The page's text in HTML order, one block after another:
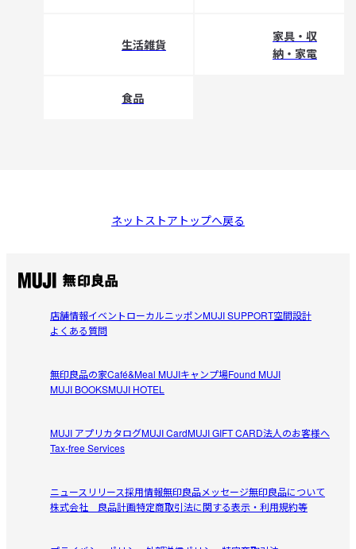
生活雑貨
家具・収
納・家電
食品
ネットストアトップへ戻る
店舗情報イベントローカルニッポンMUJI SUPPORT空間設計
よくある質問
無印良品の家Café&Meal MUJIキャンプ場Found MUJI
MUJI BOOKSMUJI HOTEL
MUJI アプリカタログMUJI CardMUJI GIFT CARD法人のお客様へ
Tax-free Services
ニュースリリース採用情報無印良品メッセージ無印良品について
株式会社 良品計画特定商取引法に関する表示・利用規約等